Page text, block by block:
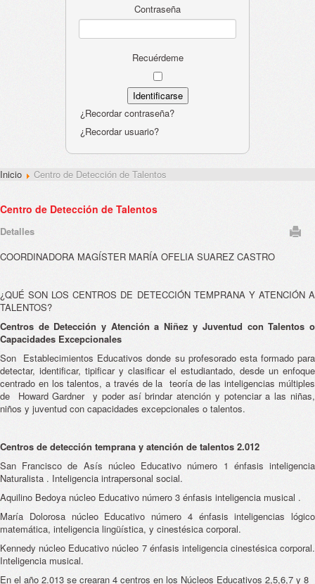
Contraseña
Recuérdeme
¿Recordar contraseña?
¿Recordar usuario?
Inicio Centro de Detección de Talentos
Centro de Detección de Talentos
Detalles
COORDINADORA MAGÍSTER MARÍA OFELIA SUAREZ CASTRO
¿QUÉ SON LOS CENTROS DE DETECCIÓN TEMPRANA Y ATENCIÓN A
TALENTOS?
Centros de Detección y Atención a Niñez y Juventud con Talentos o
Capacidades Excepcionales
Son Establecimientos Educativos donde su profesorado esta formado para
detectar, identificar, tipificar y clasificar el estudiantado, desde un enfoque
centrado en los talentos, a través de la teoría de las inteligencias múltiples
de Howard Gardner y poder así brindar atención y potenciar a las niñas,
niños y juventud con capacidades excepcionales o talentos.
Centros de detección temprana y atención de talentos 2.012
San Francisco de Asís núcleo Educativo número 1 énfasis inteligencia
Naturalista . Inteligencia intrapersonal social.
Aquilino Bedoya núcleo Educativo número 3 énfasis inteligencia musical .
María Dolorosa núcleo Educativo número 4 énfasis inteligencias lógico
matemática, inteligencia lingüística, y cinestésica corporal.
Kennedy núcleo Educativo núcleo 7 énfasis inteligencia cinestésica corporal.
Inteligencia musical.
En el año 2.013 se crearan 4 centros en los Núcleos Educativos 2,5,6,7 y 8